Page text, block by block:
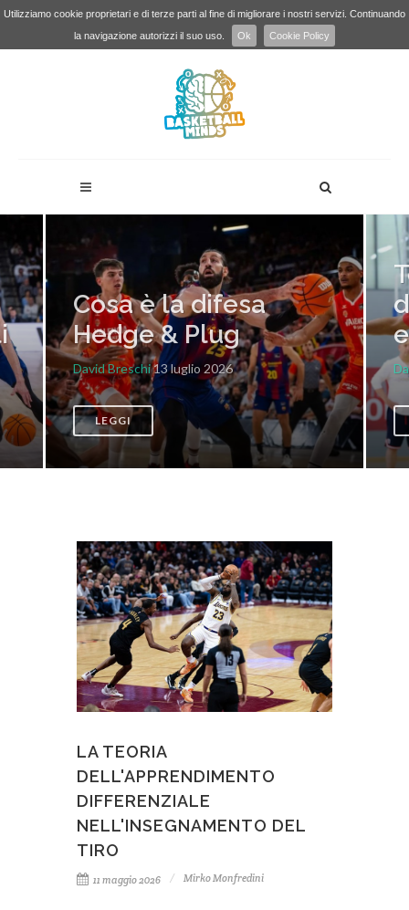
Utilizziamo cookie proprietari e di terze parti al fine di migliorare i nostri servizi. Continuando
la navigazione autorizzi il suo uso.
Ok Cookie Policy
Cosa è la difesa
Hedge & Plug
David Breschi13 luglio 2026
LEGGI
LA TEORIA
DELL'APPRENDIMENTO
DIFFERENZIALE
NELL'INSEGNAMENTO DEL
TIRO
11 maggio 2026 Mirko Monfredini